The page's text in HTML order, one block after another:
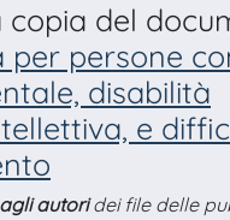
copia del
per persone
disabilità
e
autoridei file delle